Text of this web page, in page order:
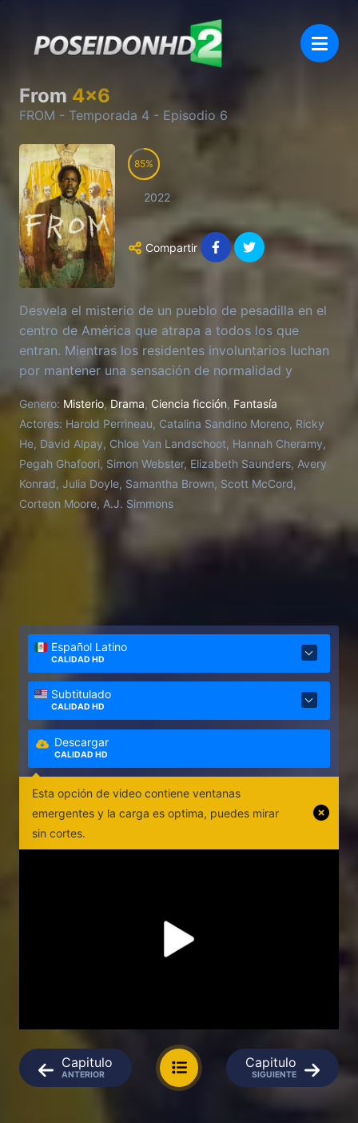
From 4x6
FROM - Temporada 4 - Episodio 6
85
2022
Compartir
Desvela el misterio de un pueblo de pesadilla en el
centro de América que atrapa a todos los que
entran. Mientras los residentes involuntarios luchan
por mantener una sensación de normalidad y
buscan una salida, también deben sobrevivir a las
amenazas del bosque circundante, incluidas las
aterradoras criaturas que salen cuando se pone el
sol.
Genero: Misterio,Drama, Ciencia ficción, Fantasía
Actores: Harold Perrineau, Catalina Sandino Moreno, Ricky
He, David Alpay, Chloe Van Landschoot, Hannah Cheramy,
Pegah Ghafoori, Simon Webster, Elizabeth Saunders, Avery
Konrad, Julia Doyle, Samantha Brown, Scott McCord,
Corteon Moore, A.J. Simmons
Español Latino
CALIDAD HD
Subtitulado
CALIDAD HD
Descargar
CALIDAD HD
Esta opción de video contiene ventanas
emergentes y la carga es optima, puedes mirar
sin cortes.
Capitulo
ANTERIOR
Capitulo
SIGUIENTE